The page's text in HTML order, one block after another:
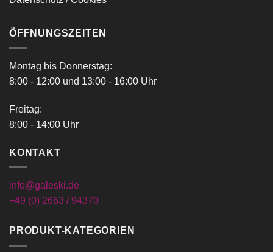
ÖFFNUNGSZEITEN
Montag bis Donnerstag:
8:00 - 12:00 und 13:00 - 16:00 Uhr
Freitag:
8:00 - 14:00 Uhr
KONTAKT
info@galeski.de
+49 (0) 2663 / 94370
PRODUKT-KATEGORIEN